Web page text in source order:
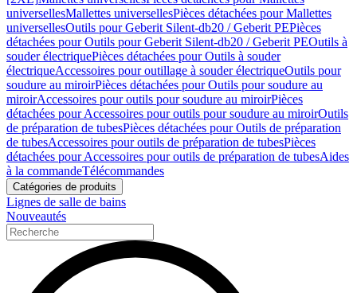
universellesMallettes universellesPièces détachées pour Mallettes
universellesOutils pour Geberit Silent-db20 / Geberit PEPièces
détachées pour Outils pour Geberit Silent-db20 / Geberit PEOutils à
souder électriquePièces détachées pour Outils à souder
électriqueAccessoires pour outillage à souder électriqueOutils pour
soudure au miroirPièces détachées pour Outils pour soudure au
miroirAccessoires pour outils pour soudure au miroirPièces
détachées pour Accessoires pour outils pour soudure au miroirOutils
de préparation de tubesPièces détachées pour Outils de préparation
de tubesAccessoires pour outils de préparation de tubesPièces
détachées pour Accessoires pour outils de préparation de tubesAides
à la commandeTélécommandes
Catégories de produits
Lignes de salle de bains
Nouveautés